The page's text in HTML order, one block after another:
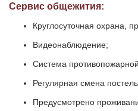
Сервис общежития:
Круглосуточная охрана,
Видеонаблюдение;
Система
Регулярная смена
Предусмотрено